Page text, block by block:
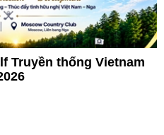
Truyền thống Vietnam